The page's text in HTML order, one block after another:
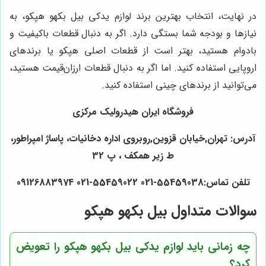
در نهایت، انتخاب بهترین برند لوازم یدکی بیل بکهو هپکو، به
نیازها و بودجه شما بستگی دارد. اگر به دنبال قطعات باکیفیت و
بادوام هستید، بهتر است از قطعات اصلی هپکو یا برندهای
اروپایی استفاده کنید. اما اگر به دنبال قطعات ارزان‌قیمت هستید،
می‌توانید از برندهای چینی استفاده کنید.
فروشگاه ایران هیدرولیک مرکزی
آدرس: تهران,خیابان قزوین,روبروی اداره دخانیات، پاساژ امپراطور،
ط زیر همکف ، پ 32
تلفن تماس:55459038-021 55459022-021 09126883974
سوالات متداول بیل بکهو هپکو
چه زمانی باید لوازم یدکی بیل بکهو هپکو را تعویض